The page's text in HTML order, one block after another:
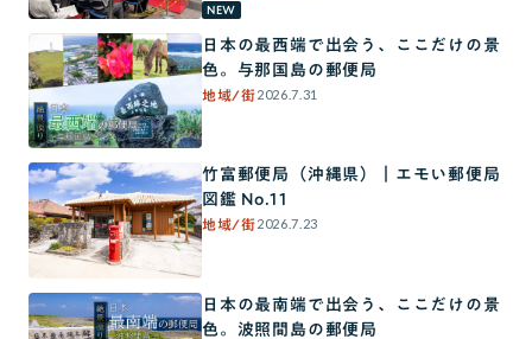
NEW
日本の最西端で出会う、ここだけの景
色。与那国島の郵便局
地域/街2026.7.31
竹富郵便局（沖縄県）｜エモい郵便局
図鑑 No.11
地域/街2026.7.23
日本の最南端で出会う、ここだけの景
色。波照間島の郵便局